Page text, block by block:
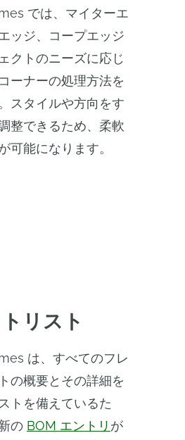
では、マイターエ
ッジ、コープエッジ
クトのニーズに応じ
ーナーの処理方法を
スタイルや方向をす
整できるため、柔軟
可能になります。
リスト
は、すべてのフレ
の概要とその詳細を
トを備えているた
の BOM エントリ が